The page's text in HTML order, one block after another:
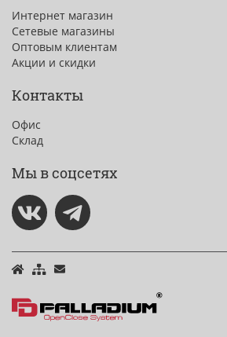
Интернет магазин
Сетевые магазины
Оптовым клиентам
Акции и скидки
Контакты
Офис
Склад
Мы в соцсетях